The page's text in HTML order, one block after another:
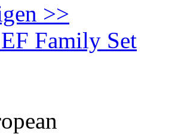
>>
Family Set